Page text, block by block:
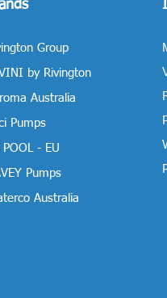
Group
by Rivington
Australia
Pumps
POOL - EU
Pumps
Australia